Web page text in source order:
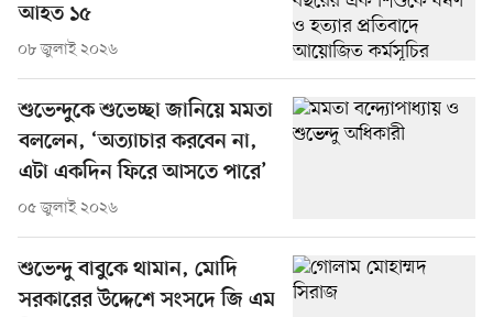
আহত ১৫
০৮ জুলাই ২০২৬
শুভেন্দুকে শুভেচ্ছা জানিয়ে মমতা
বললেন, ‘অত্যাচার করবেন না,
এটা একদিন ফিরে আসতে পারে’
০৫ জুলাই ২০২৬
শুভেন্দু বাবুকে থামান, মোদি
সরকারের উদ্দেশে সংসদে জি এম